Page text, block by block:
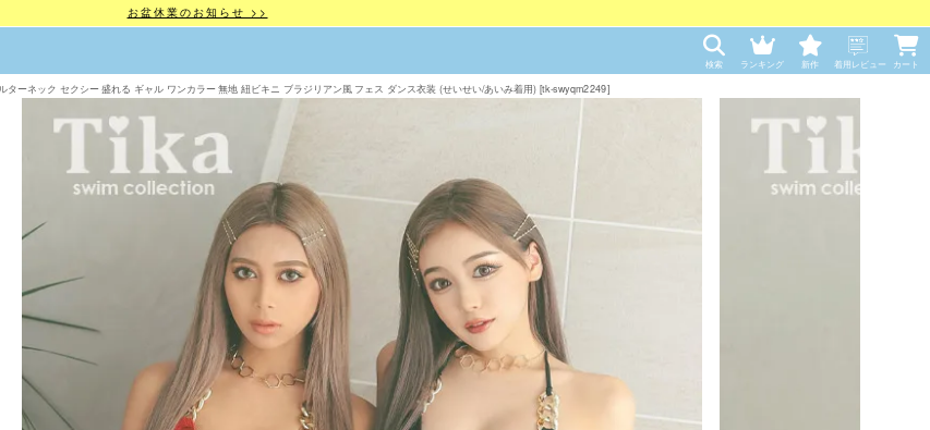
お盆休業のお知らせ >>
検索 ランキング 新作 着用レビュー カート
ーネック セクシー 盛れる ギャル ワンカラー 無地 紐ビキニ ブラジリアン風 フェス ダンス衣装 (せいせい/あいみ着用) [tk-swyqm2249]